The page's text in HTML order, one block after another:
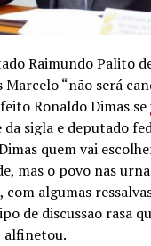
Raimundo Palito
“não será
Ronaldo Dimas se
da sigla e deputado
quem vai
mas o povo nas
com algumas
de discussão rasa
alfinetou.